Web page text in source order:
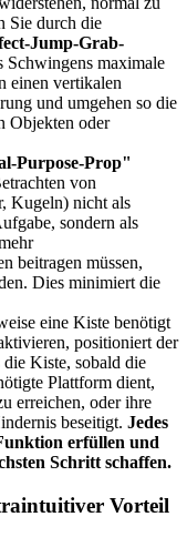
Sie durch die
Jump-Grab-
Schwingens maximale
einen vertikalen
und umgehen so die
Objekten oder
Purpose-Prop"
von
Kugeln) nicht als
sondern als
beitragen müssen,
Dies minimiert die
eine Kiste benötigt
positioniert der
Kiste, sobald die
Plattform dient,
erreichen, oder ihre
beseitigt. Jedes
erfüllen und
Schritt schaffen.
Vorteil